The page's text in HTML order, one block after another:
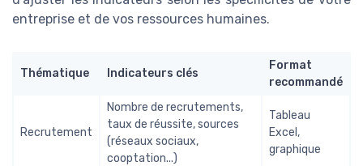
entreprise et de vos ressources humaines.
Thématique Indicateurs clés
Format
recommandé
Recrutement
Nombre de recrutements,
taux de réussite, sources
(réseaux sociaux,
cooptation...)
Tableau
Excel,
graphique